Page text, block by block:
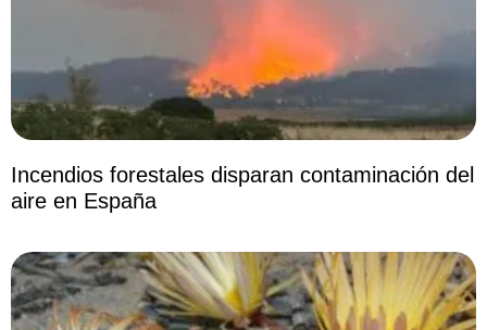
Incendios forestales disparan contaminación del
aire en España